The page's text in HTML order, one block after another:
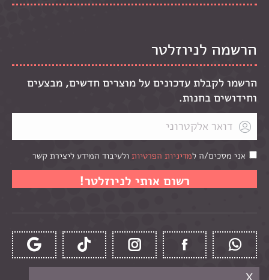
הרשמה לניוזלטר
הרשמו לקבלת עדכונים על מוצרים חדשים, מבצעים
וחידושים בחנות.
אני מסכים/ה למדיניות הפרטיות ולעיבוד המידע ליצירת קשר
x